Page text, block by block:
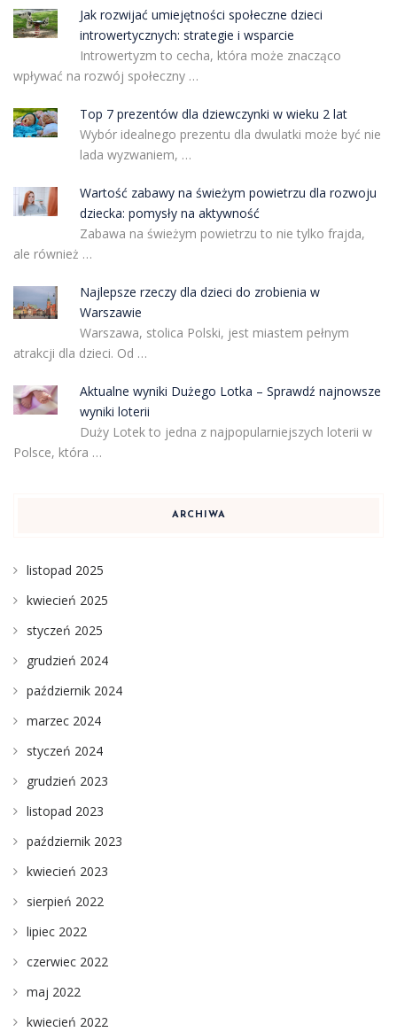
Jak rozwijać umiejętności społeczne dzieci
introwertycznych: strategie i wsparcie
Introwertyzm to cecha, która może znacząco
wpływać na rozwój społeczny …
Top 7 prezentów dla dziewczynki w wieku 2 lat
Wybór idealnego prezentu dla dwulatki może być nie
lada wyzwaniem, …
Wartość zabawy na świeżym powietrzu dla rozwoju
dziecka: pomysły na aktywność
Zabawa na świeżym powietrzu to nie tylko frajda,
ale również …
Najlepsze rzeczy dla dzieci do zrobienia w
Warszawie
Warszawa, stolica Polski, jest miastem pełnym
atrakcji dla dzieci. Od …
Aktualne wyniki Dużego Lotka – Sprawdź najnowsze
wyniki loterii
Duży Lotek to jedna z najpopularniejszych loterii w
Polsce, która …
ARCHIWA
listopad 2025
kwiecień 2025
styczeń 2025
grudzień 2024
październik 2024
marzec 2024
styczeń 2024
grudzień 2023
listopad 2023
październik 2023
kwiecień 2023
sierpień 2022
lipiec 2022
czerwiec 2022
maj 2022
kwiecień 2022